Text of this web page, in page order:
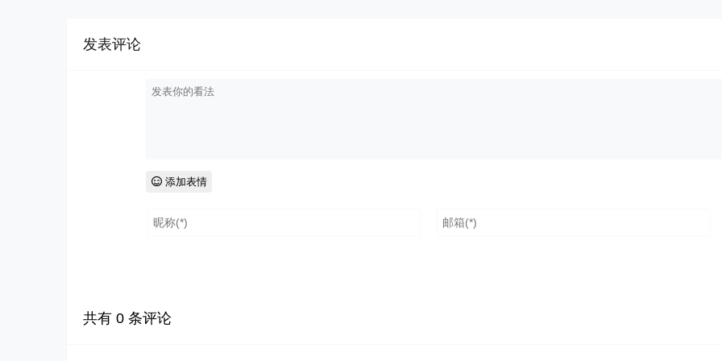
发表评论
添加表情
共有 0 条评论